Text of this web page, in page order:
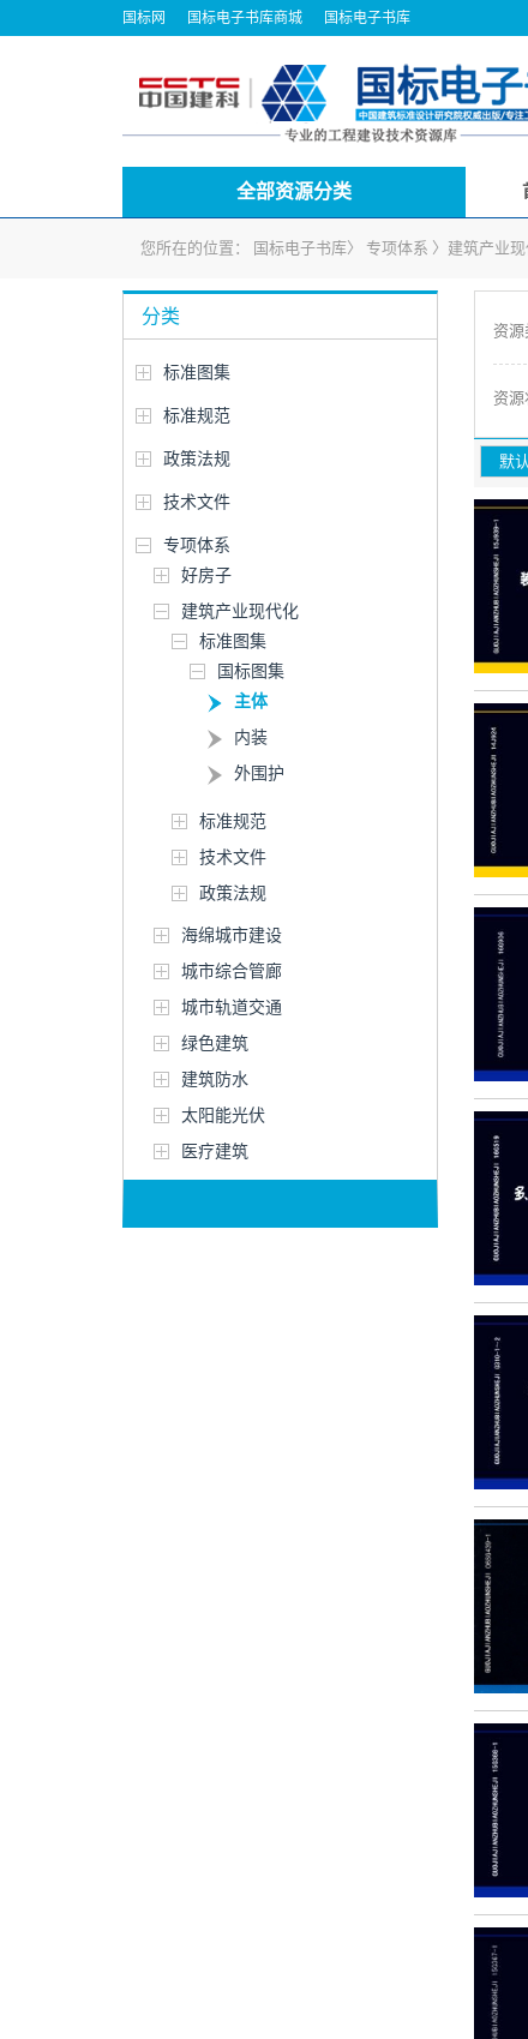
国标网 国标电子书库商城 国标电子书库
全部资源分类
您所在的位置： 国标电子书库〉 专项体系 〉 建筑产业
分类
标准图集
标准规范
政策法规
技术文件
专项体系
好房子
建筑产业现代化
标准图集
国标图集
主体
内装
外围护
标准规范
技术文件
政策法规
海绵城市建设
城市综合管廊
城市轨道交通
绿色建筑
建筑防水
太阳能光伏
医疗建筑
资源
资源
默认